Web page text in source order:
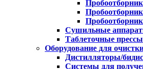
Сушильные
Таблеточные прессы
Оборудование для
Дистилляторы/
Системы для